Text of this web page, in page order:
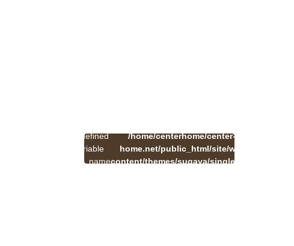
Undefined
variable
$cat_name
/home/centerhome/center-
home.net/public_html/site/wp-
content/themes/sugaya/single.php